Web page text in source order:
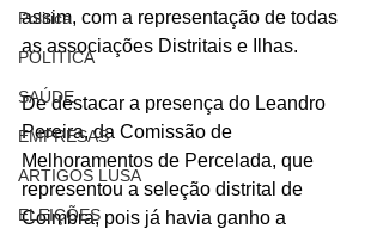
Politica
POLITICA
SAÚDE
EMPRESAS
ARTIGOS LUSA
ELEIÇÕES
assim, com a representação de todas
as associações Distritais e Ilhas.
De destacar a presença do Leandro
Pereira, da Comissão de
Melhoramentos de Percelada, que
representou a seleção distrital de
Coimbra, pois já havia ganho a